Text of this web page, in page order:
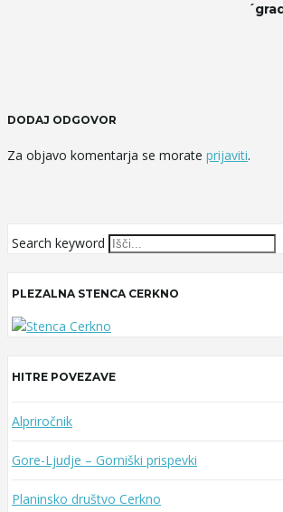
DODAJ ODGOVOR
Za objavo komentarja se morate prijaviti.
Search keyword
PLEZALNA STENCA CERKNO
HITRE POVEZAVE
Alpriročnik
Gore-Ljudje – Gorniški prispevki
Planinsko društvo Cerkno